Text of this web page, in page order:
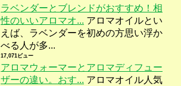
ラベンダーとブレンドがおすすめ！相
性のいいアロマオ... アロマオイルとい
えば、ラベンダーを初めの方思い浮か
べる人が多...
17,071ビュー
アロマウォーマーとアロマディフュー
ザーの違い。おす... アロマオイル人気